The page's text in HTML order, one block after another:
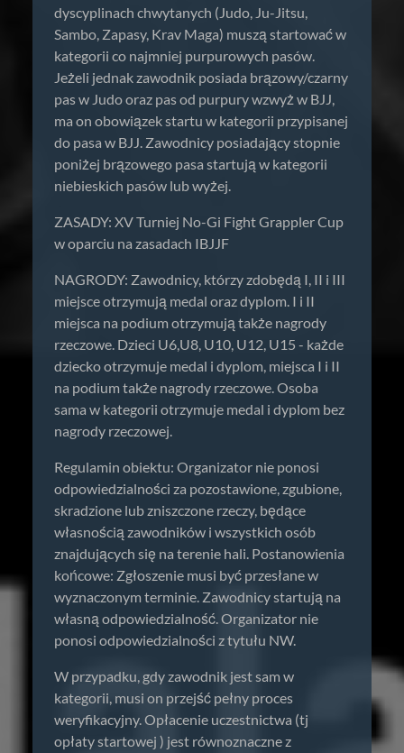
dyscyplinach chwytanych (Judo, Ju-Jitsu,
Sambo, Zapasy, Krav Maga) muszą startować w
kategorii co najmniej purpurowych pasów.
Jeżeli jednak zawodnik posiada brązowy/czarny
pas w Judo oraz pas od purpury wzwyż w BJJ,
ma on obowiązek startu w kategorii przypisanej
do pasa w BJJ. Zawodnicy posiadający stopnie
poniżej brązowego pasa startują w kategorii
niebieskich pasów lub wyżej.
ZASADY: XV Turniej No-Gi Fight Grappler Cup
w oparciu na zasadach IBJJF
NAGRODY: Zawodnicy, którzy zdobędą I, II i III
miejsce otrzymują medal oraz dyplom. I i II
miejsca na podium otrzymują także nagrody
rzeczowe. Dzieci U6,U8, U10, U12, U15 - każde
dziecko otrzymuje medal i dyplom, miejsca I i II
na podium także nagrody rzeczowe. Osoba
sama w kategorii otrzymuje medal i dyplom bez
nagrody rzeczowej.
Regulamin obiektu: Organizator nie ponosi
odpowiedzialności za pozostawione, zgubione,
skradzione lub zniszczone rzeczy, będące
własnością zawodników i wszystkich osób
znajdujących się na terenie hali. Postanowienia
końcowe: Zgłoszenie musi być przesłane w
wyznaczonym terminie. Zawodnicy startują na
własną odpowiedzialność. Organizator nie
ponosi odpowiedzialności z tytułu NW.
W przypadku, gdy zawodnik jest sam w
kategorii, musi on przejść pełny proces
weryfikacyjny. Opłacenie uczestnictwa (tj
opłaty startowej ) jest równoznaczne z